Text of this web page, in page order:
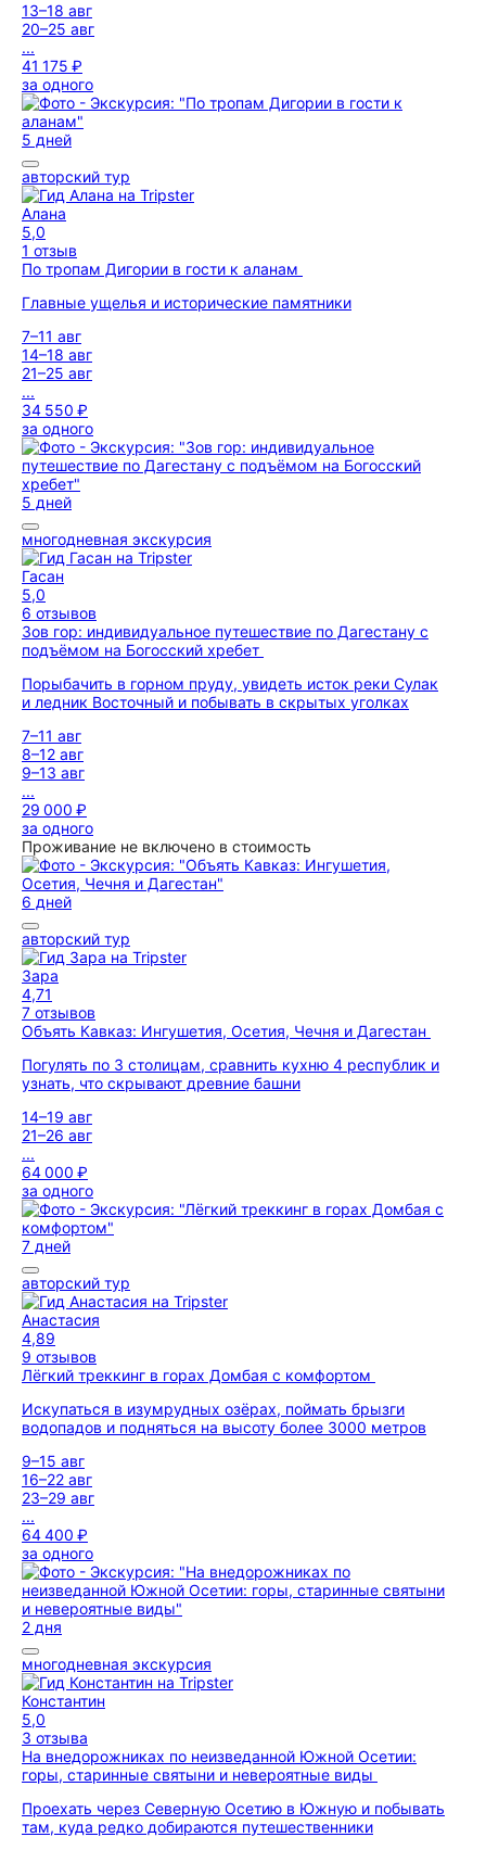
13–18 авг
20–25 авг
...
41 175 ₽
за одного
5 дней
авторский тур
Алана
5,0
1 отзыв
По тропам Дигории в гости к аланам
Главные ущелья и исторические памятники
7–11 авг
14–18 авг
21–25 авг
...
34 550 ₽
за одного
5 дней
многодневная экскурсия
Гасан
5,0
6 отзывов
Зов гор: индивидуальное путешествие по Дагестану с
подъёмом на Богосский хребет
Порыбачить в горном пруду, увидеть исток реки Сулак
и ледник Восточный и побывать в скрытых уголках
7–11 авг
8–12 авг
9–13 авг
...
29 000 ₽
за одного
Проживание не включено в стоимость
6 дней
авторский тур
Зара
4,71
7 отзывов
Объять Кавказ: Ингушетия, Осетия, Чечня и Дагестан
Погулять по 3 столицам, сравнить кухню 4 республик и
узнать, что скрывают древние башни
14–19 авг
21–26 авг
...
64 000 ₽
за одного
7 дней
авторский тур
Анастасия
4,89
9 отзывов
Лёгкий треккинг в горах Домбая с комфортом
Искупаться в изумрудных озёрах, поймать брызги
водопадов и подняться на высоту более 3000 метров
9–15 авг
16–22 авг
23–29 авг
...
64 400 ₽
за одного
2 дня
многодневная экскурсия
Константин
5,0
3 отзыва
На внедорожниках по неизведанной Южной Осетии:
горы, старинные святыни и невероятные виды
Проехать через Северную Осетию в Южную и побывать
там, куда редко добираются путешественники